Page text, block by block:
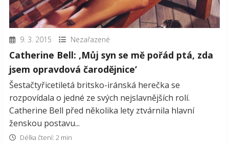
9. 3. 2015 Nezařazené
Catherine Bell: ‚Můj syn se mě pořád ptá, zda
jsem opravdová čarodějnice‘
Šestačtyřicetiletá britsko-iránská herečka se
rozpovídala o jedné ze svých nejslavnějších rolí.
Catherine Bell před několika lety ztvárnila hlavní
ženskou postavu...
Délka čtení: 2 min